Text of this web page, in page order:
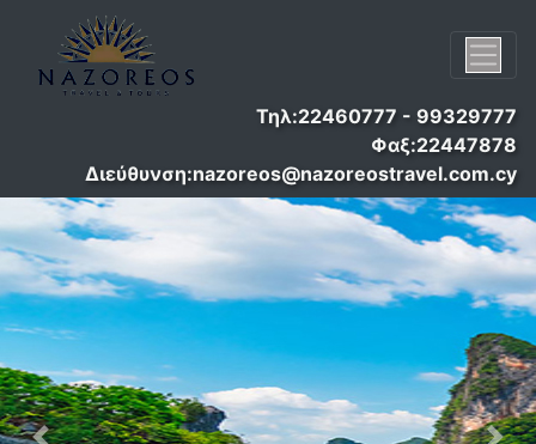
Τηλ:22460777 - 99329777
Φαξ:22447878
Διεύθυνση:nazoreos@nazoreostravel.com.cy